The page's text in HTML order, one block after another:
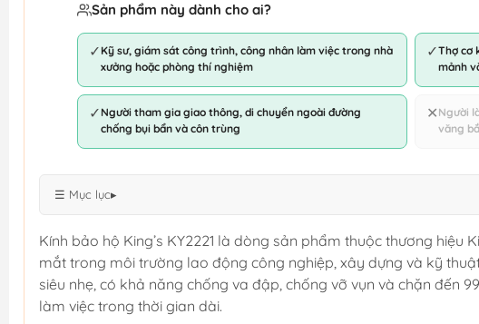
Sản phẩm này dành cho ai?
✓ Kỹ sư, giám sát công trình, công nhân làm việc trong nhà
xưởng hoặc phòng thí nghiệm
✓Thợ cơ
mảnh
✓ Người tham gia giao thông, di chuyển ngoài đường
chống bụi bẩn và côn trùng
✕ Người
văng
☰ Mục lục▸
Kính bảo hộ King’s KY2221 là dòng sản phẩm thuộc thương hiệu
mắt trong môi trường lao động công nghiệp, xây dựng và kỹ
siêu nhẹ, có khả năng chống va đập, chống vỡ vụn và chặn đến
làm việc trong thời gian dài.